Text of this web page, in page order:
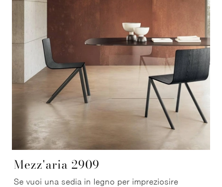
Mezz'aria 2909
Se vuoi una sedia in legno per impreziosire